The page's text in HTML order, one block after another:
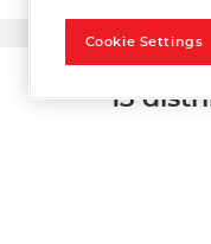
13
Cookie Settings